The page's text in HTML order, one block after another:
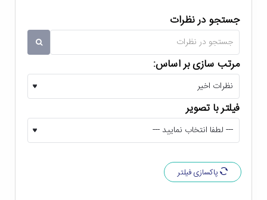
فاصله مناسب نسبت به پرده نمایش پروژکتور کارایی دارد، هر چند
کاربرد اصلی آن نمایش تصاویر در محیط های وسیع عنوان شده
است. به هر حال برای نصب و راه اندازی آن کار آسانی پیش رو دارید!
چرا که این دستگاه از قابلیت هایی مانند زوم و فوکوس برقی،
افقی)، تصحیح زاویه ذوزنقه ای (25 درجه عمودی و 30 درجه افقی)
انتخاب محل نصب کاملاً باز خواهد بود! لازم به ذکر است که این
جستجو در نظرات
مرتب سازی بر اساس:
فیلتر با تصویر
پاکسازی فیلتر